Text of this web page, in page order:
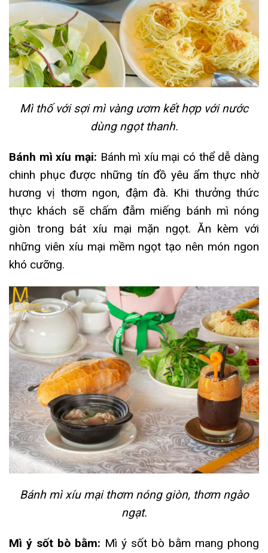
Mì thố với sợi mì vàng ươm kết hợp với nước
dùng ngọt thanh.
Bánh mì xíu mại: Bánh mì xíu mại có thể dễ dàng
chinh phục được những tín đồ yêu ẩm thực nhờ
hương vị thơm ngon, đậm đà. Khi thưởng thức
thực khách sẽ chấm đẫm miếng bánh mì nóng
giòn trong bát xíu mại mặn ngọt. Ăn kèm với
những viên xíu mại mềm ngọt tạo nên món ngon
khó cưỡng.
Bánh mì xíu mại thơm nóng giòn, thơm ngào
ngạt.
Mì ý sốt bò bằm: Mì ý sốt bò bằm mang phong